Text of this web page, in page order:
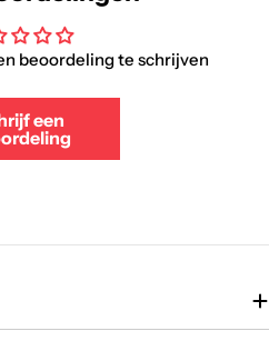
beoordeling te schrijven
een